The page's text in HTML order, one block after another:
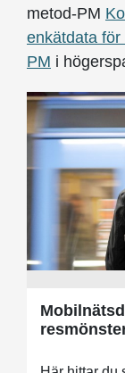
metod-PM
enkätdata
PM i